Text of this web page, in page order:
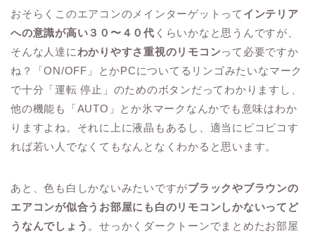
おそらくこのエアコンのメインターゲットって インテリア
への意識が高い３０〜４０代 くらいかなと思うんですが、
そんな人達に わかりやすさ重視のリモコンって必要ですか
ね？「ON/OFF」とかPCについてるリンゴみたいなマーク
で十分「運転 停止」のためのボタンだってわかりますし、
他の機能も「AUTO」とか氷マークなんかでも意味はわか
りますよね。それに上に液晶もあるし、適当にピコピコす
れば若い人でなくてもなんとなくわかると思います。
あと、色も白しかないみたいですがブラックやブラウンの
エアコンが似合うお部屋にも白のリモコンしかないってど
うなんでしょう 。せっかくダークトーンでまとめたお部屋